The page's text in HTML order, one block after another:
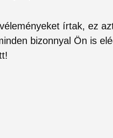
írtak, ez
bizonnyal Ön is